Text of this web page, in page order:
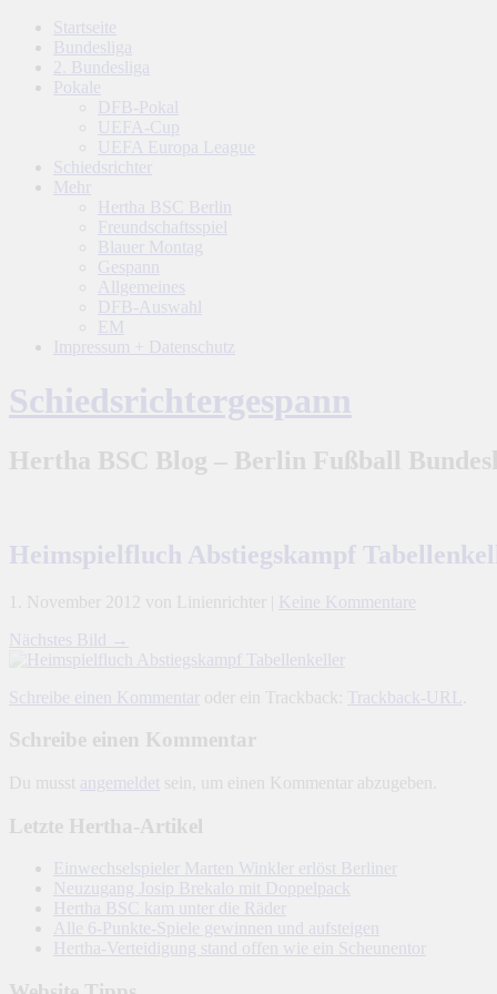
Startseite
Bundesliga
2. Bundesliga
Pokale
DFB-Pokal
UEFA-Cup
UEFA Europa League
Schiedsrichter
Mehr
Hertha BSC Berlin
Freundschaftsspiel
Blauer Montag
Gespann
Allgemeines
DFB-Auswahl
EM
Impressum + Datenschutz
Schiedsrichtergespann
Hertha BSC Blog – Berlin Fußball
Heimspielfluch Abstiegskampf
1. November 2012 von Linienrichter
Keine Kommentare
Nächstes Bild →
Schreibe einen Kommentar oder ein Trackback: Trackback-URL
Schreibe einen Kommentar
Du musst angemeldet sein, um einen Kommentar abzugeben.
Letzte Hertha-Artikel
Einwechselspieler Marten Winkler erlöst Berliner
Neuzugang Josip Brekalo mit Doppelpack
Hertha BSC kam unter die Räder
Alle 6-Punkte-Spiele gewinnen und aufsteigen
Hertha-Verteidigung stand offen wie ein Scheunentor